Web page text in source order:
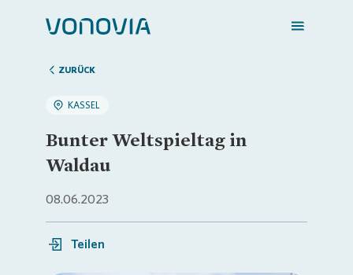
Zuhause finden
Mein Zuhause
Meine Stadt
ZURÜCK
KASSEL
Bunter Weltspieltag in
Waldau
08.06.2023
Teilen